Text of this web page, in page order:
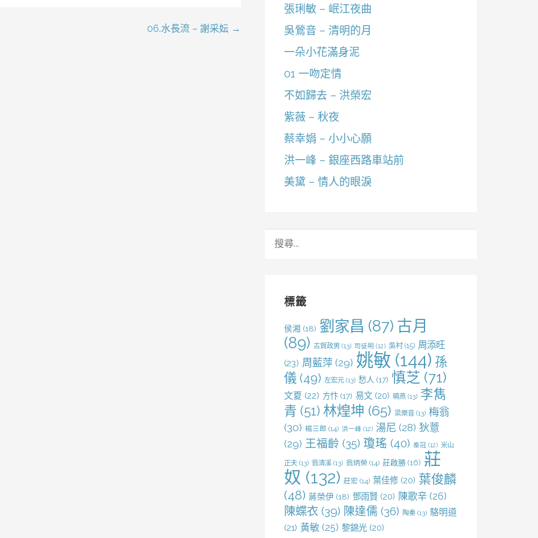
06.水長流 – 謝采妘 →
張琍敏 – 岷江夜曲
吳鶯音 – 清明的月
一朵小花滿身泥
01 一吻定情
不如歸去 – 洪榮宏
紫薇 – 秋夜
蔡幸娟 – 小小心願
洪一峰 – 銀座西路車站前
美黛 – 情人的眼淚
標籤
侯湘 (18) 劉家昌 (87) 古月
(89) 古賀政男 (13) 司徒明 (12) 吳村(15) 周添旺
(23) 周藍萍(29) 姚敏 (144) 孫
儀(49) 左宏元(13) 愁人 (17) 慎芝 (71)
文夏 (22) 方忭(17) 易文(20) 曉燕(13) 李雋
青 (51) 林煌坤 (65) 梁樂音(13) 梅翁
(30) 楊三郎 (14) 洪一峰 (12) 湯尼 (28) 狄薏
(29) 王福齡 (35) 瓊瑤 (40) 秦冠 (12) 米山
正夫(13) 翁清溪(13) 翁炳榮 (14) 莊啟勝(16) 莊
奴 (132) 莊宏(14) 葉佳修(20) 葉俊麟
(48) 蔣榮伊 (18) 鄧雨賢(20) 陳歌辛(26)
陳蝶衣(39) 陳達儒 (36) 陶秦(13) 駱明道
(21) 黃敏(25) 黎錦光(20)